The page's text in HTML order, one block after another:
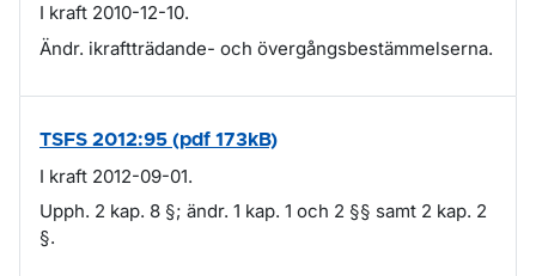
I kraft 2010-12-10.
Ändr. ikraftträdande- och övergångsbestämmelserna.
TSFS 2012:95 (pdf 173kB)
I kraft 2012-09-01.
Upph. 2 kap. 8 §; ändr. 1 kap. 1 och 2 §§ samt 2 kap. 2
§.